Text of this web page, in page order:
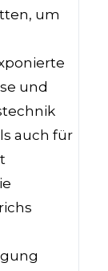
um
und
auch für